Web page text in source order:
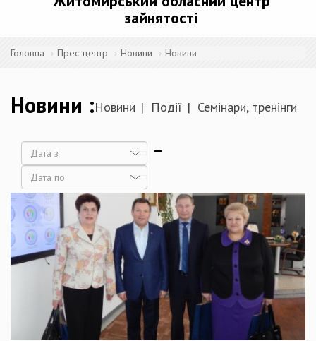
зайнятості
Головна Прес-центр Новини Новини
Новини Новини Події Семінари, тренінги
Дата
Дата